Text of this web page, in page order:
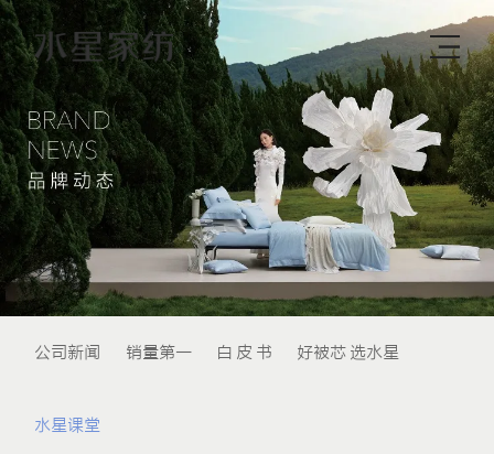
公司新闻 销量第一 白 皮 书 好被芯 选水星
水星课堂